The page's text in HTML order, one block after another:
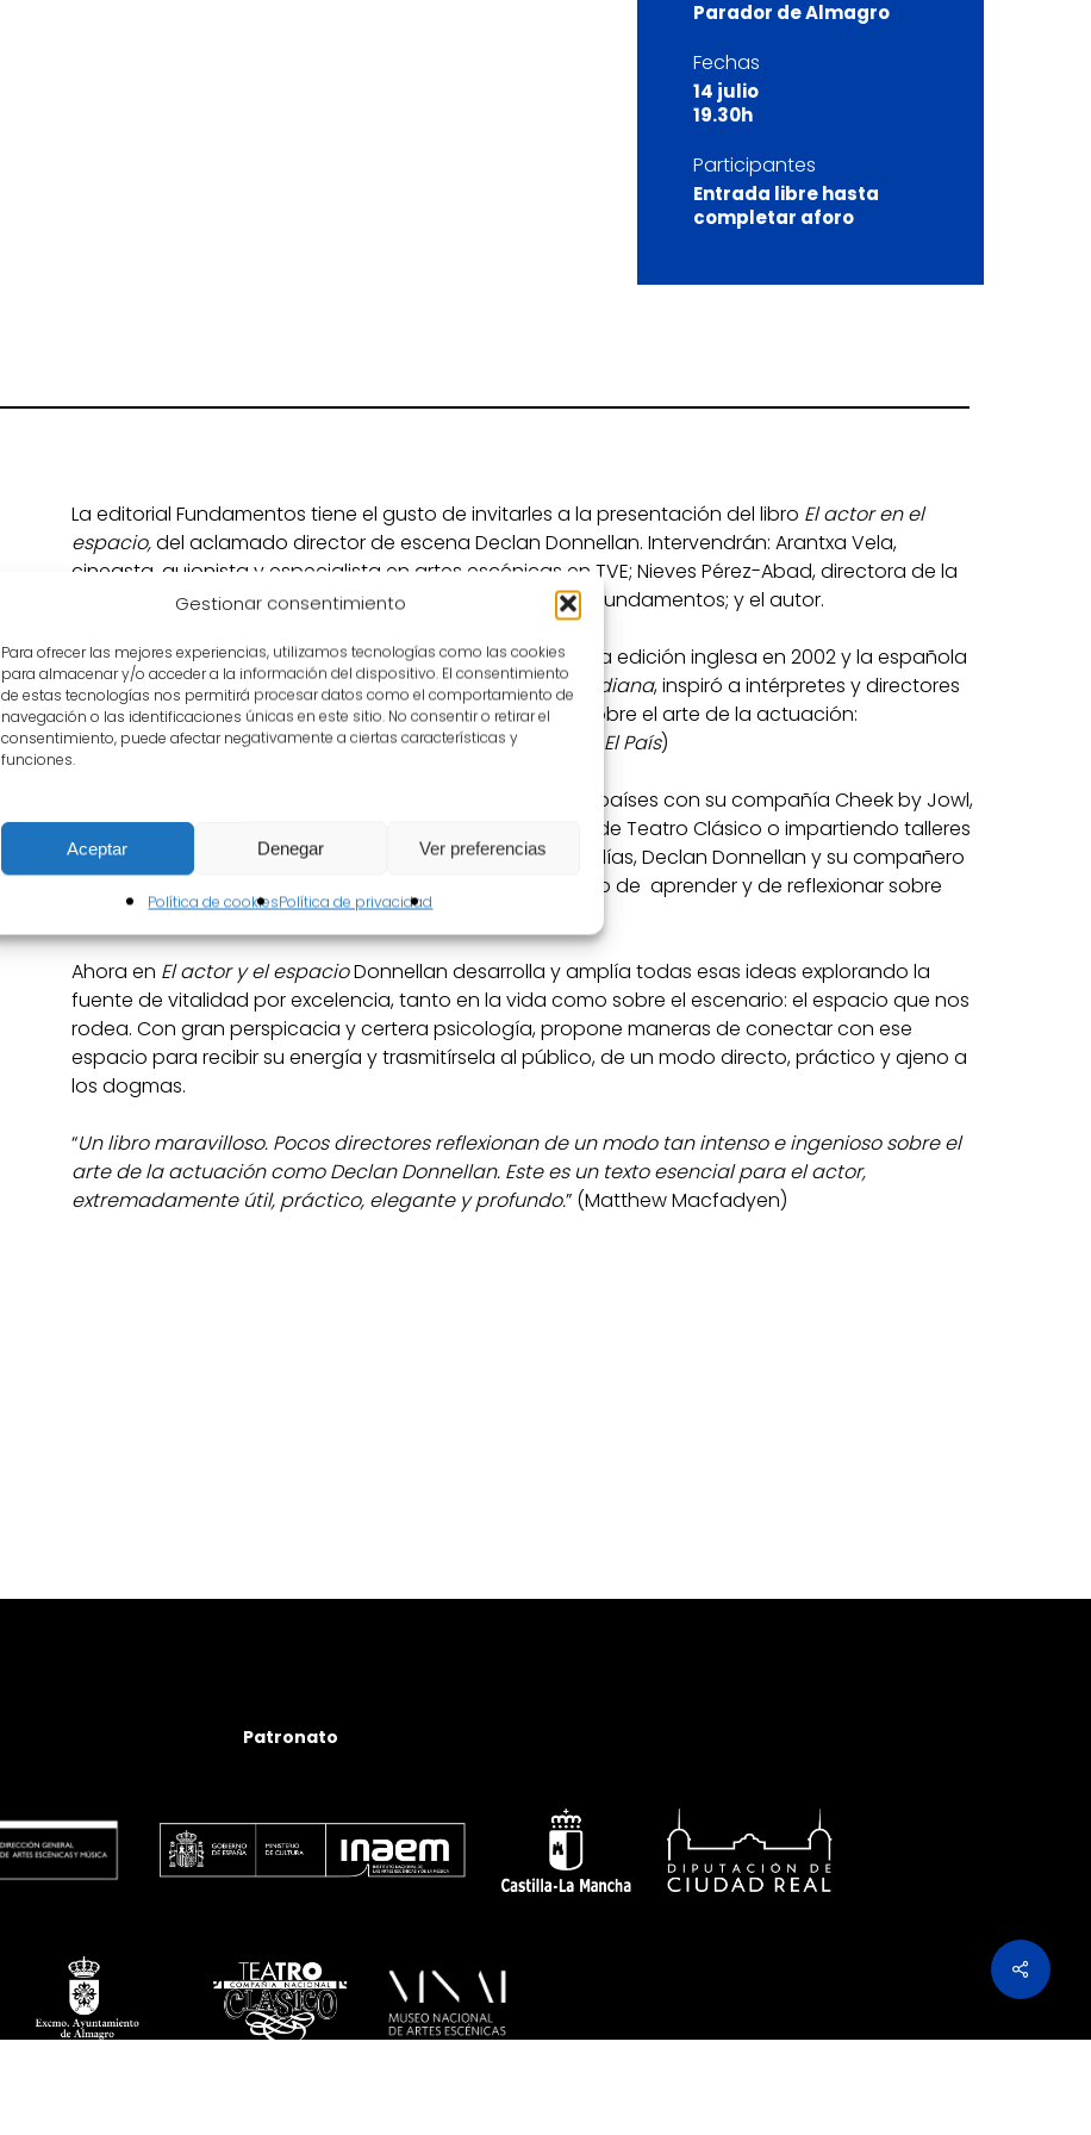
Gestionar consentimiento
Para ofrecer las mejores experiencias, utilizamos tecnologías como las cookies
para almacenar y/o acceder a la información del dispositivo. El consentimiento
de estas tecnologías nos permitirá procesar datos como el comportamiento de
navegación o las identificaciones únicas en este sitio. No consentir o retirar el
consentimiento, puede afectar negativamente a ciertas características y
funciones.
Aceptar Denegar Ver preferencias
Política de cookiesPolítica de privacidad
Parador de Almagro
Fechas
14 julio
19.30h
Participantes
Entrada libre hasta
completar aforo
La editorial Fundamentos tiene el gusto de invitarles a la presentación del libro El actor en el
espacio,del aclamado director de escena Declan Donnellan. Intervendrán: Arantxa Vela,
cineasta, guionista y especialista en artes escénicas en TVE; Nieves Pérez-Abad, directora de la
Escuela de Teatro UNIA Baeza; Paula Serraller, editora de Fundamentos; y el autor.
Desde su publicación inicial en 1999 en ruso, seguida de la edición inglesa en 2002 y la española
en 2004, el primer libro de Declan Donnellan,El actor y la diana, inspiró a intérpretes y directores
del mundo entero con su novedoso y radical enfoque sobre el arte de la actuación:
“Inminentemente práctico, nunca se pierde en la teoría” ( El País)
Mientras recorrían los escenarios de medio centenar de países con su compañía Cheek by Jowl,
colaborando con elencos como la Compañía Nacional de Teatro Clásico o impartiendo talleres
como el que tiene lugar aquí en el Parador durante tres días, Declan Donnellan y su compañero
colaborador el escenógrafo Nick Ormerod no han dejado de aprender y de reflexionar sobre
cómo conseguir una actuación más fluida y libre.
Ahora en El actor y el espacioDonnellan desarrolla y amplía todas esas ideas explorando la
fuente de vitalidad por excelencia, tanto en la vida como sobre el escenario: el espacio que nos
rodea. Con gran perspicacia y certera psicología, propone maneras de conectar con ese
espacio para recibir su energía y trasmitírsela al público, de un modo directo, práctico y ajeno a
los dogmas.
“Un libro maravilloso. Pocos directores reflexionan de un modo tan intenso e ingenioso sobre el
arte de la actuación como Declan Donnellan. Este es un texto esencial para el actor,
extremadamente útil, práctico, elegante y profundo.” (Matthew Macfadyen)
Share
Patronato